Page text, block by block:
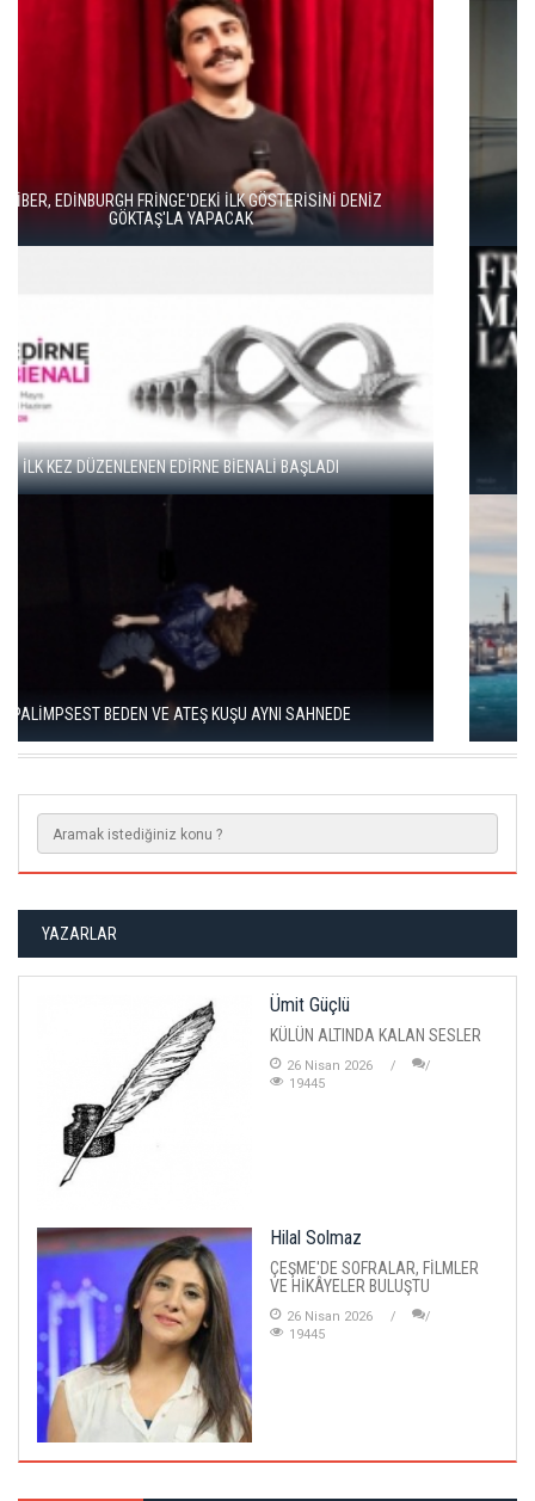
DUENDE TİYATRO’DAN BAHAR HAREKETİ
GENÇ SANATÇILAR İÇİN “FRAGMANLAR” BAŞVURULARI
BAŞLADI
18. İSTANBUL BİENALİ 20 EYLÜL’DE BAŞLIYOR
YAZARLAR
Ümit Güçlü
KÜLÜN ALTINDA KALAN SESLER
26 Nisan 2026
19445
Hilal Solmaz
ÇEŞME'DE SOFRALAR, FİLMLER
VE HİKÂYELER BULUŞTU
26 Nisan 2026
19445